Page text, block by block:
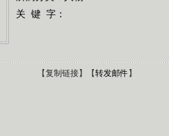
关 键 字：
【复制链接】【转发邮件】